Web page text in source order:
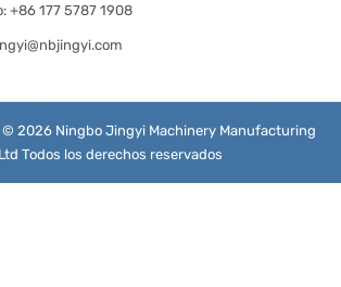
+86 177 5787 1908
© 2026 Ningbo Jingyi Machinery Manufacturing
Todos los derechos reservados